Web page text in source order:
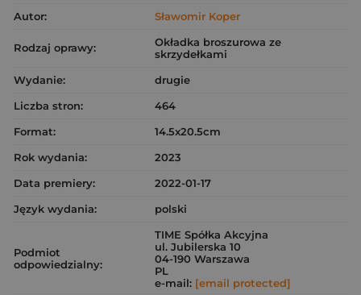
Autor:
Sławomir Koper
Rodzaj oprawy:
Okładka broszurowa ze
skrzydełkami
Wydanie:
drugie
Liczba stron:
464
Format:
14.5x20.5cm
Rok wydania:
2023
Data premiery:
2022-01-17
Język wydania:
polski
Podmiot
odpowiedzialny:
TIME Spółka Akcyjna
ul. Jubilerska 10
04-190 Warszawa
PL
e-mail: [email protected]